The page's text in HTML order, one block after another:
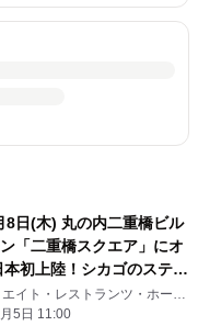
8日(木) 丸の内二重橋ビル
「二重橋スクエア」にオ
初上陸！シカゴのステー
Morton's The
丸の内」メニューを一部
イト・レストランツ・ホール
5日 11:00